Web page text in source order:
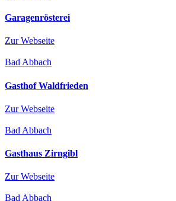
Garagenrösterei
Zur Webseite
Bad Abbach
Gasthof Waldfrieden
Zur Webseite
Bad Abbach
Gasthaus Zirngibl
Zur Webseite
Bad Abbach